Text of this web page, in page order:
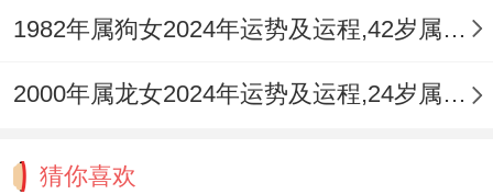
决策；
我有个朋友就遇到过~还是婚姻里的细心经
察力！
1982年属狗女2024年运势及运程,42岁属狗人2024全年每月运势女性如何
2000年属龙女2024年运势及运程,24岁属龙人2024全年每月运势女性如何
猜你喜欢